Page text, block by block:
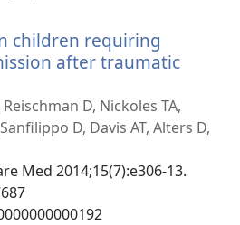
children requiring
after traumatic
D, Nickoles TA,
D, Davis AT, Alters D,
Med 2014;15(7):e306-13.